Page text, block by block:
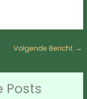
Volgende Bericht →
Posts